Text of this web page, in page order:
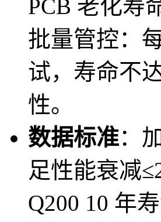
PCB 老化寿
批量管控：
试，寿命不
性。
数据标准：
足性能衰减
Q200 10 年